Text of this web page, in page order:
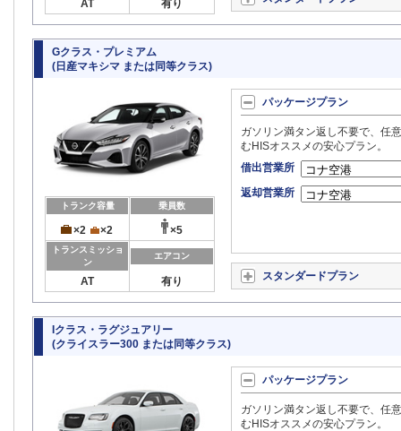
AT 有り
Gクラス・プレミアム
(日産マキシマ または同等クラス)
トランク容量 乗員数
×2 ×2 ×5
トランスミッショ
ン
エアコン
AT 有り
パッケージプラン
ガソリン満タン返し不要で、任
むHISオススメの安心プラン。
借出営業所
返却営業所
スタンダードプラン
Iクラス・ラグジュアリー
(クライスラー300 または同等クラス)
パッケージプラン
ガソリン満タン返し不要で、任
むHISオススメの安心プラン。